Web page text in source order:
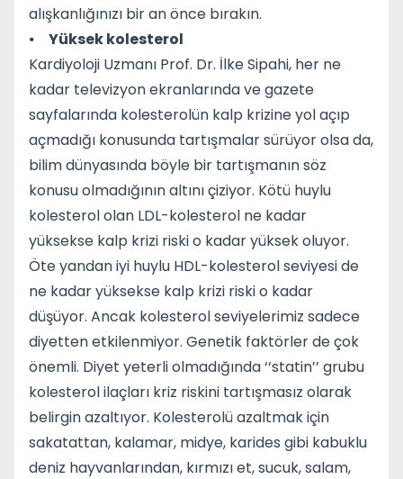
alışkanlığınızı bir an önce bırakın.
⦁ Yüksek kolesterol
Kardiyoloji Uzmanı Prof. Dr. İlke Sipahi, her ne
kadar televizyon ekranlarında ve gazete
sayfalarında kolesterolün kalp krizine yol açıp
açmadığı konusunda tartışmalar sürüyor olsa da,
bilim dünyasında böyle bir tartışmanın söz
konusu olmadığının altını çiziyor. Kötü huylu
kolesterol olan LDL-kolesterol ne kadar
yüksekse kalp krizi riski o kadar yüksek oluyor.
Öte yandan iyi huylu HDL-kolesterol seviyesi de
ne kadar yüksekse kalp krizi riski o kadar
düşüyor. Ancak kolesterol seviyelerimiz sadece
diyetten etkilenmiyor. Genetik faktörler de çok
önemli. Diyet yeterli olmadığında ‘‘statin’’ grubu
kolesterol ilaçları kriz riskini tartışmasız olarak
belirgin azaltıyor. Kolesterolü azaltmak için
sakatattan, kalamar, midye, karides gibi kabuklu
deniz hayvanlarından, kırmızı et, sucuk, salam,